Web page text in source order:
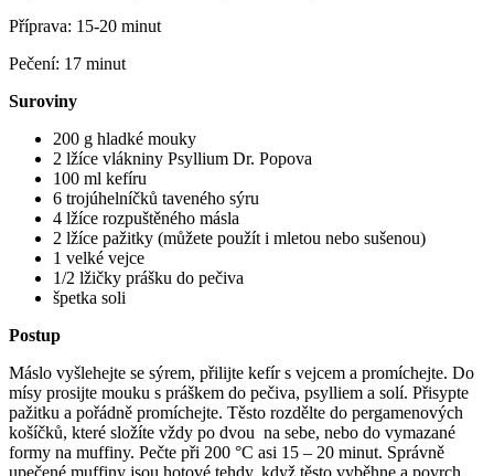
Příprava: 15-20 minut
Pečení: 17 minut
Suroviny
200 g hladké mouky
2 lžíce vlákniny Psyllium Dr. Popova
100 ml kefíru
6 trojúhelníčků taveného sýru
4 lžíce rozpuštěného másla
2 lžíce pažitky (můžete použít i mletou nebo sušenou)
1 velké vejce
1/2 lžičky prášku do pečiva
špetka soli
Postup
Máslo vyšlehejte se sýrem, přilijte kefír s vejcem a promíchejte. Do
mísy prosijte mouku s práškem do pečiva, psylliem a solí. Přisypte
pažitku a pořádně promíchejte. Těsto rozdělte do pergamenových
košíčků, které složíte vždy po dvou na sebe, nebo do vymazané
formy na muffiny. Pečte při 200 °C asi 15 – 20 minut. Správně